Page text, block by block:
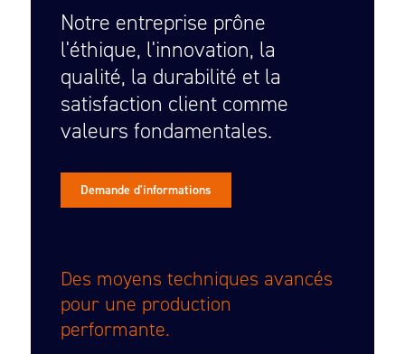
Notre entreprise prône
l'éthique, l'innovation, la
qualité, la durabilité et la
satisfaction client comme
valeurs fondamentales.
Demande d'informations
Des moyens techniques avancés
pour une production
performante.